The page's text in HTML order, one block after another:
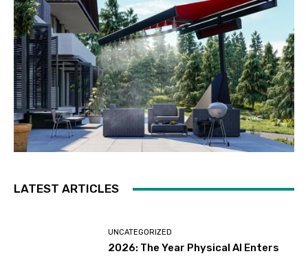
LATEST ARTICLES
UNCATEGORIZED
2026: The Year Physical AI Enters